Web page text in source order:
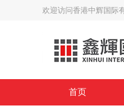
欢迎访问香港中辉国际
首页